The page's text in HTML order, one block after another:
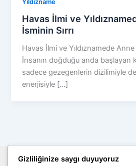
Yıldızname
Havas İlmi ve
İsminin Sırrı
Havas İlmi ve Yıldıznamede Anne
İnsanın doğduğu anda başlayan
sadece gezegenlerin dizilimiyle
enerjisiyle […]
Site Haritası
Gizliliğinize saygı duyuyoruz